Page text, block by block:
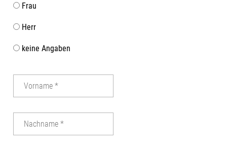
Frau
Herr
keine Angaben